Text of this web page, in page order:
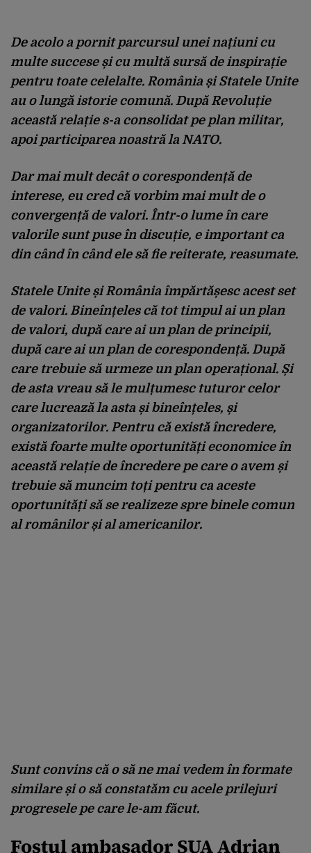
De acolo a pornit parcursul unei națiuni cu
multe succese și cu multă sursă de inspirație
pentru toate celelalte. România și Statele Unite
au o lungă istorie comună. După Revoluție
această relație s-a consolidat pe plan militar,
apoi participarea noastră la NATO.
Dar mai mult decât o corespondență de
interese, eu cred că vorbim mai mult de o
convergență de valori. Într-o lume în care
valorile sunt puse în discuție, e important ca
din când în când ele să fie reiterate, reasumate.
Statele Unite și România împărtășesc acest set
de valori. Bineînțeles că tot timpul ai un plan
de valori, după care ai un plan de principii,
după care ai un plan de corespondență. După
care trebuie să urmeze un plan operațional. Și
de asta vreau să le mulțumesc tuturor celor
care lucrează la asta și bineînțeles, și
organizatorilor. Pentru că există încredere,
există foarte multe oportunități economice în
această relație de încredere pe care o avem și
trebuie să muncim toți pentru ca aceste
oportunități să se realizeze spre binele comun
al românilor și al americanilor.
Sunt convins că o să ne mai vedem în formate
similare și o să constatăm cu acele prilejuri
progresele pe care le-am făcut.
Fostul ambasador SUA Adrian